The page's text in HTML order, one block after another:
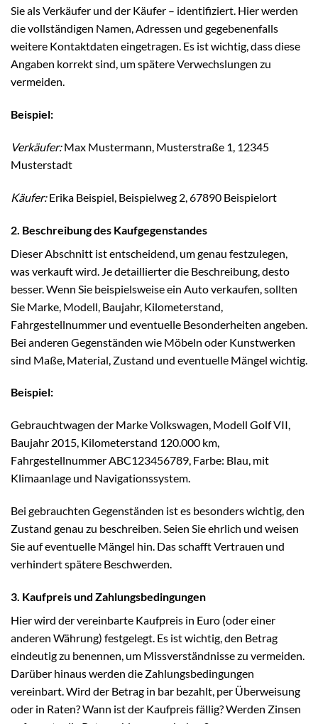
Sie als Verkäufer und der Käufer – identifiziert. Hier werden
die vollständigen Namen, Adressen und gegebenenfalls
weitere Kontaktdaten eingetragen. Es ist wichtig, dass diese
Angaben korrekt sind, um spätere Verwechslungen zu
vermeiden.
Beispiel:
Verkäufer:Max Mustermann, Musterstraße 1, 12345
Musterstadt
Käufer:Erika Beispiel, Beispielweg 2, 67890 Beispielort
2. Beschreibung des Kaufgegenstandes
Dieser Abschnitt ist entscheidend, um genau festzulegen,
was verkauft wird. Je detaillierter die Beschreibung, desto
besser. Wenn Sie beispielsweise ein Auto verkaufen, sollten
Sie Marke, Modell, Baujahr, Kilometerstand,
Fahrgestellnummer und eventuelle Besonderheiten angeben.
Bei anderen Gegenständen wie Möbeln oder Kunstwerken
sind Maße, Material, Zustand und eventuelle Mängel wichtig.
Beispiel:
Gebrauchtwagen der Marke Volkswagen, Modell Golf VII,
Baujahr 2015, Kilometerstand 120.000 km,
Fahrgestellnummer ABC123456789, Farbe: Blau, mit
Klimaanlage und Navigationssystem.
Bei gebrauchten Gegenständen ist es besonders wichtig, den
Zustand genau zu beschreiben. Seien Sie ehrlich und weisen
Sie auf eventuelle Mängel hin. Das schafft Vertrauen und
verhindert spätere Beschwerden.
3. Kaufpreis und Zahlungsbedingungen
Hier wird der vereinbarte Kaufpreis in Euro (oder einer
anderen Währung) festgelegt. Es ist wichtig, den Betrag
eindeutig zu benennen, um Missverständnisse zu vermeiden.
Darüber hinaus werden die Zahlungsbedingungen
vereinbart. Wird der Betrag in bar bezahlt, per Überweisung
oder in Raten? Wann ist der Kaufpreis fällig? Werden Zinsen